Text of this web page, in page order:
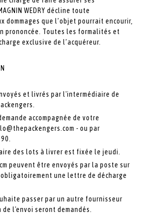
WEDRY décline toute
dommages que l’objet pourrait encourir,
prononcée. Toutes les formalités et
exclusive de l’acquéreur.
et livrés par l'intermédiaire de
accompagnée de votre
- ou par
des lots à livrer est fixée le jeudi.
peuvent être envoyés par la poste sur
une lettre de décharge
passer par un autre fournisseur
l'envoi seront demandés.